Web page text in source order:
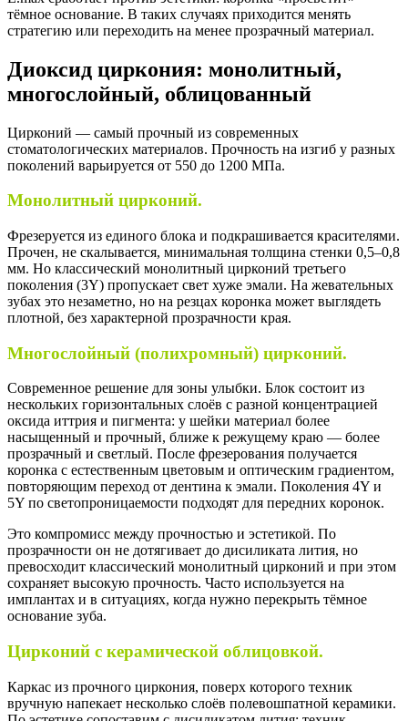
тёмное основание. В таких случаях приходится менять
стратегию или переходить на менее прозрачный материал.
Диоксид циркония: монолитный,
многослойный, облицованный
Цирконий — самый прочный из современных
стоматологических материалов. Прочность на изгиб у разных
поколений варьируется от 550 до 1200 МПа.
Монолитный цирконий.
Фрезеруется из единого блока и подкрашивается красителями.
Прочен, не скалывается, минимальная толщина стенки 0,5–0,8
мм. Но классический монолитный цирконий третьего
поколения (3Y) пропускает свет хуже эмали. На жевательных
зубах это незаметно, но на резцах коронка может выглядеть
плотной, без характерной прозрачности края.
Многослойный (полихромный) цирконий.
Современное решение для зоны улыбки. Блок состоит из
нескольких горизонтальных слоёв с разной концентрацией
оксида иттрия и пигмента: у шейки материал более
насыщенный и прочный, ближе к режущему краю — более
прозрачный и светлый. После фрезерования получается
коронка с естественным цветовым и оптическим градиентом,
повторяющим переход от дентина к эмали. Поколения 4Y и
5Y по светопроницаемости подходят для передних коронок.
Это компромисс между прочностью и эстетикой. По
прозрачности он не дотягивает до дисиликата лития, но
превосходит классический монолитный цирконий и при этом
сохраняет высокую прочность. Часто используется на
имплантах и в ситуациях, когда нужно перекрыть тёмное
основание зуба.
Цирконий с керамической облицовкой.
Каркас из прочного циркония, поверх которого техник
вручную напекает несколько слоёв полевошпатной керамики.